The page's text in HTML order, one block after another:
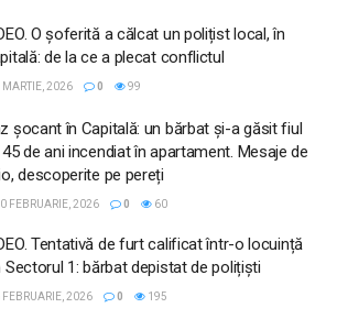
O șoferită a călcat un polițist local, în
de la ce a plecat conflictul
MARTIE, 2026 0 99
șocant în Capitală: un bărbat și-a găsit fiul
de ani incendiat în apartament. Mesaje de
descoperite pe pereți
FEBRUARIE, 2026 0 60
Tentativă de furt calificat într-o locuință
Sectorul 1: bărbat depistat de polițiști
FEBRUARIE, 2026 0 195